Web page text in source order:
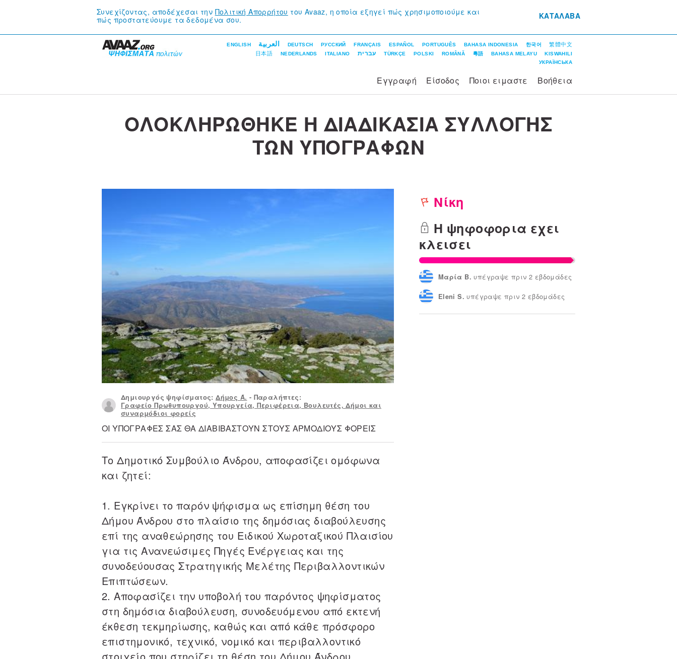
Συνεχίζοντας, αποδέχεσαι την Πολιτική Απορρήτου του Avaaz, η οποία εξηγεί πώς χρησιμοποιούμε και
πώς προστατεύουμε τα δεδομένα σου.
ΚΑΤΑΛΑΒΑ
ENGLISH العربية DEUTSCH РУССКИЙ FRANÇAIS ESPAÑOL PORTUGUÊS BAHASA INDONESIA 한국어
繁體中文
日本語
NEDERLANDS ITALIANO עברית TÜRKÇE POLSKI ROMÂNĂ 粵語 BAHASA MELAYU
KISWAHILI
УКРАЇНСЬКА
Εγγραφή Είσοδος Ποιοι ειμαστε Βοήθεια
ΟΛΟΚΛΗΡΩΘΗΚΕ Η ΔΙΑΔΙΚΑΣΙΑ ΣΥΛΛΟΓΗΣ
ΤΩΝ ΥΠΟΓΡΑΦΩΝ
Νίκη
Η ψηφοφορια εχει
κλεισει
Μαρία Β. υπέγραψε πριν 2 εβδομάδες
Eleni S. υπέγραψε πριν 2 εβδομάδες
Διονυσία Μ. υπέγραψε πριν 2
Δημιουργός ψηφίσματος:Δήμος Ά. - Παραλήπτες:
Γραφείο Πρωθυπουργού, Υπουργεία, Περιφέρεια, Βουλευτές, Δήμοι και
συναρμόδιοι φορείς
ΟΙ ΥΠΟΓΡΑΦΕΣ ΣΑΣ ΘΑ ΔΙΑΒΙΒΑΣΤΟΥΝ ΣΤΟΥΣ ΑΡΜΟΔΙΟΥΣ ΦΟΡΕΙΣ
Το Δημοτικό Συμβούλιο Άνδρου, αποφασίζει ομόφωνα
και ζητεί:
1. Εγκρίνει το παρόν ψήφισμα ως επίσημη θέση του
Δήμου Άνδρου στο πλαίσιο της δημόσιας διαβούλευσης
επί της αναθεώρησης του Ειδικού Χωροταξικού Πλαισίου
για τις Ανανεώσιμες Πηγές Ενέργειας και της
συνοδεύουσας Στρατηγικής Μελέτης Περιβαλλοντικών
Επιπτώσεων.
2. Αποφασίζει την υποβολή του παρόντος ψηφίσματος
στη δημόσια διαβούλευση, συνοδευόμενου από εκτενή
έκθεση τεκμηρίωσης, καθώς και από κάθε πρόσφορο
επιστημονικό, τεχνικό, νομικό και περιβαλλοντικό